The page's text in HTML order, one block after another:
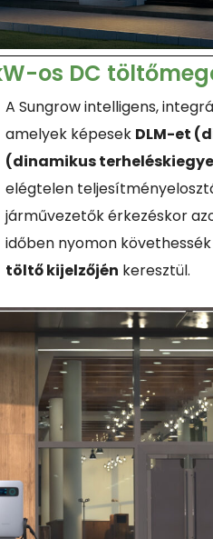
os DC
A Sungrow intelligens,
amelyek képesek DLM-et
(dinamikus
elégtelen
járművezetők érkezéskor
időben nyomon
töltő kijelzőjén keresztül.